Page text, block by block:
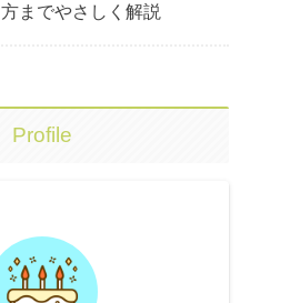
方までやさしく解説
Profile